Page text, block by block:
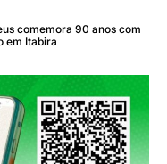
comemora 90 anos com
em Itabira